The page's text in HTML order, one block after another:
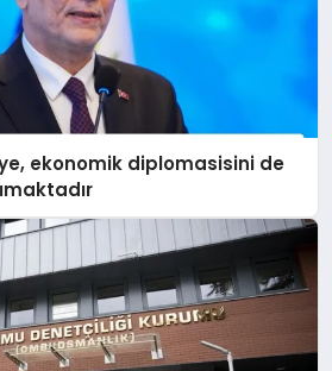
ekonomik diplomasisini de